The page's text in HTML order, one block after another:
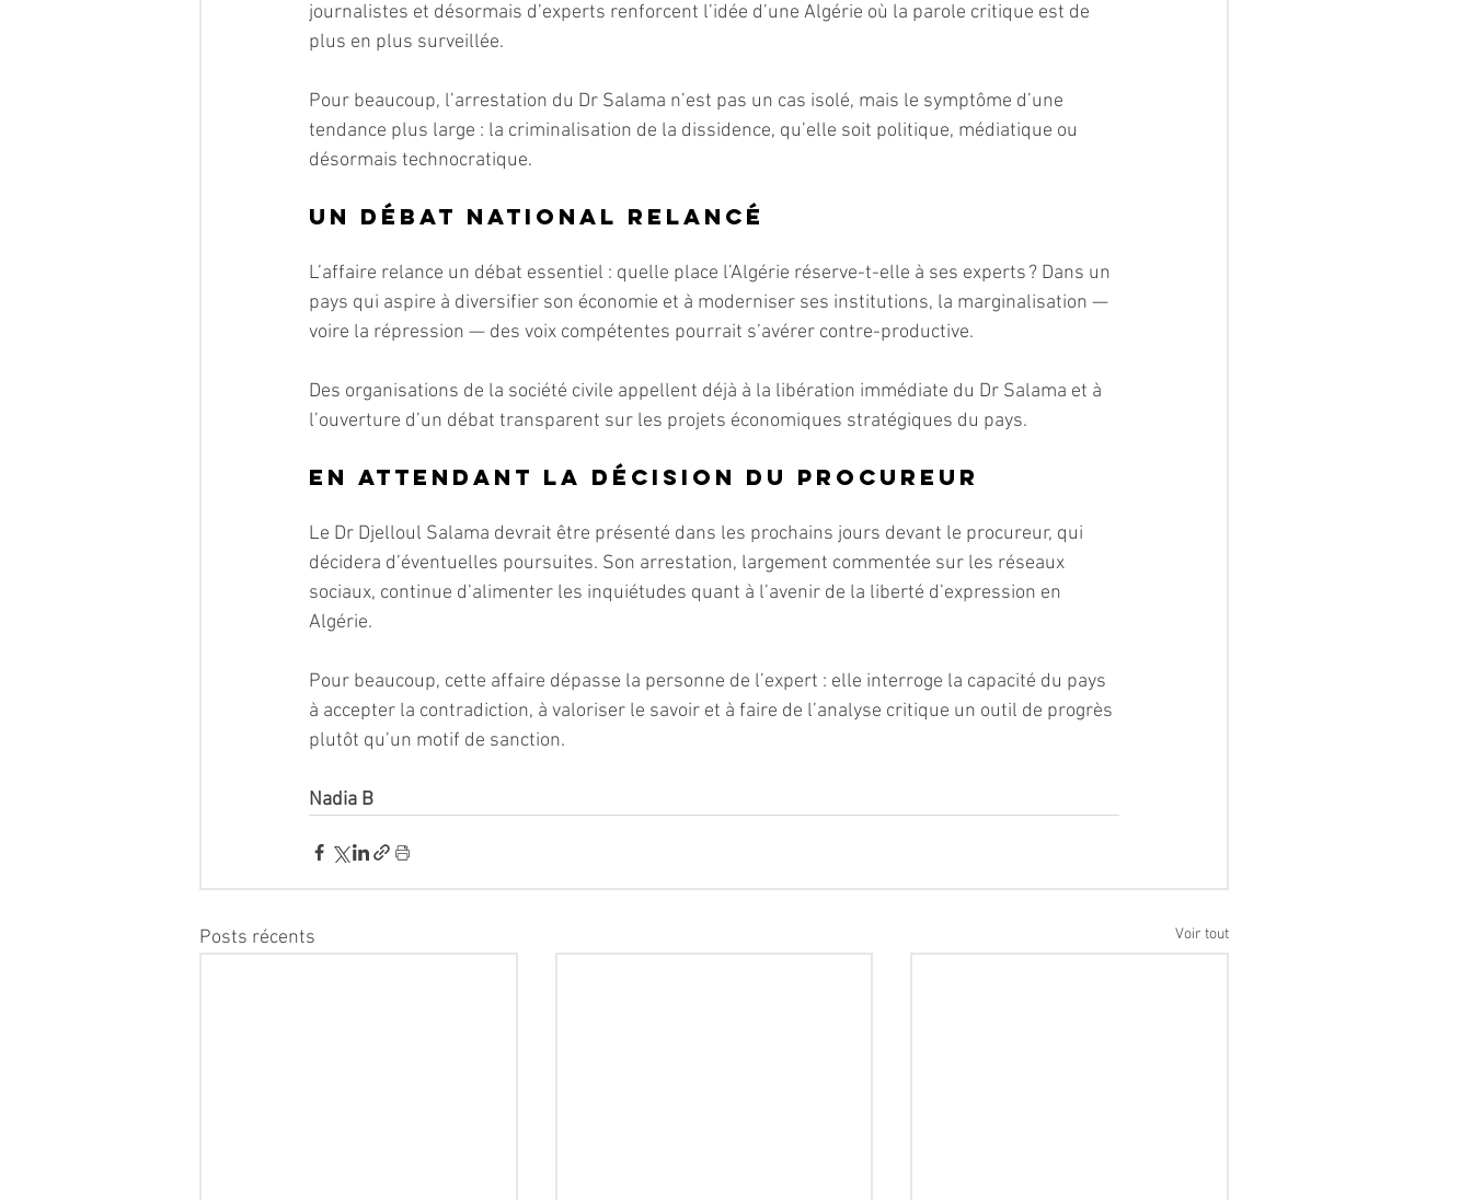
journalistes et désormais d’experts renforcent l’idée d’une Algérie où la parole critique est de
plus en plus surveillée.
Pour beaucoup, l’arrestation du Dr Salama n’est pas un cas isolé, mais le symptôme d’une
tendance plus large : la criminalisation de la dissidence, qu’elle soit politique, médiatique ou
désormais technocratique.
Un débat national relancé
L’affaire relance un débat essentiel : quelle place l’Algérie réserve-t-elle à ses experts ? Dans un
pays qui aspire à diversifier son économie et à moderniser ses institutions, la marginalisation —
voire la répression — des voix compétentes pourrait s’avérer contre-productive.
Des organisations de la société civile appellent déjà à la libération immédiate du Dr Salama et à
l’ouverture d’un débat transparent sur les projets économiques stratégiques du pays.
En attendant la décision du procureur
Le Dr Djelloul Salama devrait être présenté dans les prochains jours devant le procureur, qui
décidera d’éventuelles poursuites. Son arrestation, largement commentée sur les réseaux
sociaux, continue d’alimenter les inquiétudes quant à l’avenir de la liberté d’expression en
Algérie.
Pour beaucoup, cette affaire dépasse la personne de l’expert : elle interroge la capacité du pays
à accepter la contradiction, à valoriser le savoir et à faire de l’analyse critique un outil de progrès
plutôt qu’un motif de sanction.
Nadia B
Posts récents Voir tout